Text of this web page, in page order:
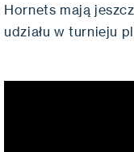
Hornets mają
udziału w turnieju